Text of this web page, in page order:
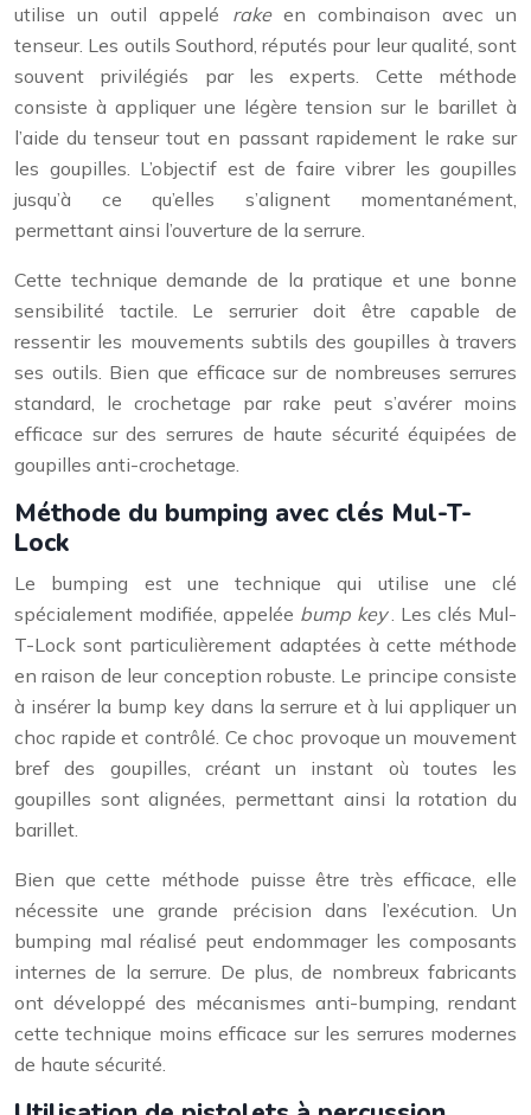
utilise un outil appelé rake en combinaison avec un
tenseur. Les outils Southord, réputés pour leur qualité, sont
souvent privilégiés par les experts. Cette méthode
consiste à appliquer une légère tension sur le barillet à
l’aide du tenseur tout en passant rapidement le rake sur
les goupilles. L’objectif est de faire vibrer les goupilles
jusqu’à ce qu’elles s’alignent momentanément,
permettant ainsi l’ouverture de la serrure.
Cette technique demande de la pratique et une bonne
sensibilité tactile. Le serrurier doit être capable de
ressentir les mouvements subtils des goupilles à travers
ses outils. Bien que efficace sur de nombreuses serrures
standard, le crochetage par rake peut s’avérer moins
efficace sur des serrures de haute sécurité équipées de
goupilles anti-crochetage.
Méthode du bumping avec clés Mul-T-
Lock
Le bumping est une technique qui utilise une clé
spécialement modifiée, appelée bump key . Les clés Mul-
T-Lock sont particulièrement adaptées à cette méthode
en raison de leur conception robuste. Le principe consiste
à insérer la bump key dans la serrure et à lui appliquer un
choc rapide et contrôlé. Ce choc provoque un mouvement
bref des goupilles, créant un instant où toutes les
goupilles sont alignées, permettant ainsi la rotation du
barillet.
Bien que cette méthode puisse être très efficace, elle
nécessite une grande précision dans l’exécution. Un
bumping mal réalisé peut endommager les composants
internes de la serrure. De plus, de nombreux fabricants
ont développé des mécanismes anti-bumping, rendant
cette technique moins efficace sur les serrures modernes
de haute sécurité.